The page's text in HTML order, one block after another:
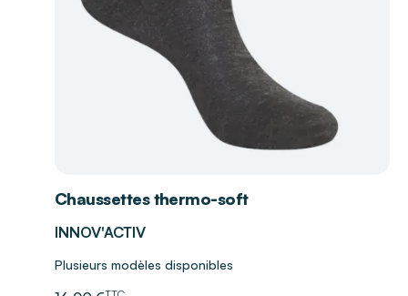
Chaussettes thermo-soft
INNOV'ACTIV
Plusieurs modèles disponibles